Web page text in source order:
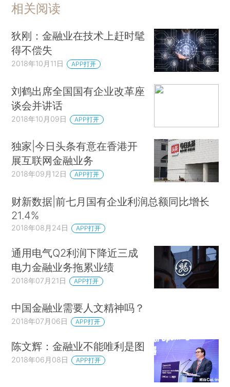
相关阅读
狄刚：金融业在技术上赶时髦
得不偿失
2018年10月11日 APP打开
刘鹤出席全国国有企业改革座
谈会并讲话
2018年10月09日 APP打开
独家|今日头条有意在香港开
展互联网金融业务
2018年09月12日 APP打开
财新数据|前七月国有企业利润总额同比增长
21.4%
2018年08月24日 APP打开
通用电气Q2利润下降近三成
电力金融业务拖累业绩
2018年07月21日 APP打开
中国金融业需要人文精神吗？
2018年07月06日 APP打开
陈文辉：金融业不能唯利是图
2018年06月08日 APP打开